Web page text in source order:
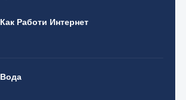
Как Работи Интернет
Вода